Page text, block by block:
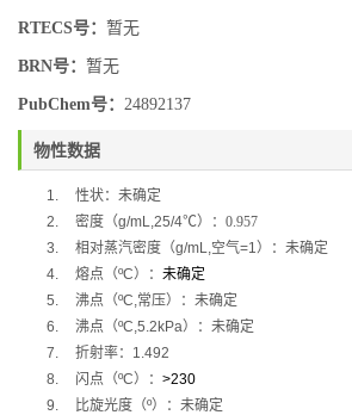
RTECS号： 暂无
BRN号： 暂无
PubChem号： 24892137
物性数据
1. 性状： 未确定
2.
密度（g/mL,25/4℃）： 0.957
3.
相对蒸汽密度（g/mL,空气=1）： 未确定
4.
熔点（ºC）： 未确定
5.
沸点（ºC,常压）：未确定
6.
沸点（ºC,5.2kPa）：未确定
7.
折射率： 1.492
8.
闪点（ºC）： >230
9.
比旋光度（º）：未确定